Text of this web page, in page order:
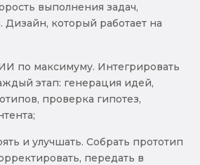
выполнения задач,
Дизайн, который работает на
по максимуму. Интегрировать
этап: генерация идей,
проверка гипотез,
и улучшать. Собрать прототип
передать в